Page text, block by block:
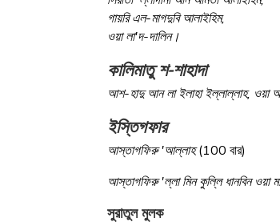
গায়রি এল-মাগদুবি আলাইহিম,
ওয়া লা'দ-দালিন।
কালিমাতু শ-শাহাদা
আশ-হাদু আন লা ইলাহা ইল্লাল্লাহ, ওয়া
ইস্তিগফার
আস্তাগফিরু 'আল্লাহ (100 বার)
আস্তাগফিরু 'ল্লা মিন কুল্লি ধানবিন ওয়া
সুরাতুল মুলক